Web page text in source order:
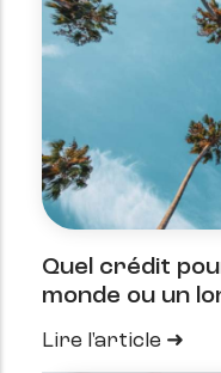
Quel crédit
monde ou un
Lire l'article